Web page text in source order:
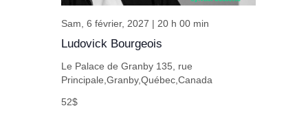
Ludovick Bourgeois
Sam, 6 février, 2027 | 20 h 00 min
Le Palace de Granby 135, rue
Principale,Granby,Québec,Canada
52$